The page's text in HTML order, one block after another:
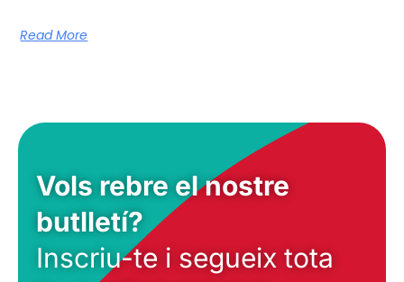
Read More
Vols rebre el nostre
butlletí?
Inscriu-te i segueix tota